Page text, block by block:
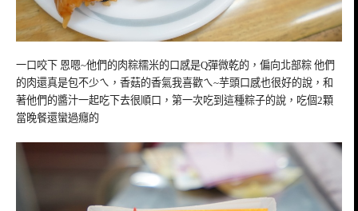
一口咬下 恩嗯~他們的肉粽糯米的口感是Q彈微乾的，偏向北部粽 他們
的肉還真是包不少ㄟ，香菇的香氣我喜歡ㄟ~芋頭口感也很好的說，和
著他們的醬汁一起吃下去很順口，第一次吃到這種粽子的說，吃個2顆
當晚餐還蠻過癮的